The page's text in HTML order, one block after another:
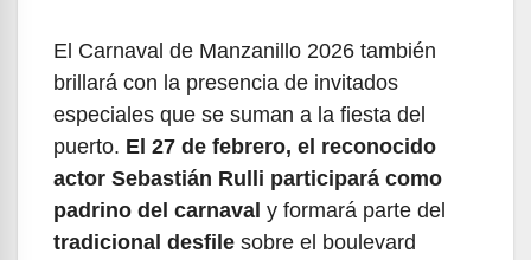
El Carnaval de Manzanillo 2026 también
brillará con la presencia de invitados
especiales que se suman a la fiesta del
puerto. El 27 de febrero, el reconocido
actor Sebastián Rulli participará como
padrino del carnaval y formará parte del
tradicional desfile sobre el boulevard